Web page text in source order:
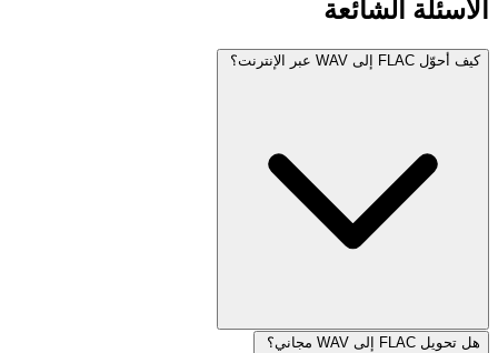
الأسئلة الشائعة
كيف أحوّل FLAC إلى WAV عبر الإنترنت؟
هل تحويل FLAC إلى WAV مجاني؟